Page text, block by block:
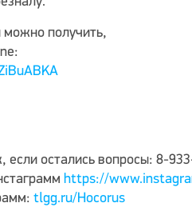
получить,
если остались вопросы: 8-
https://
tlgg.ru/Hocorus